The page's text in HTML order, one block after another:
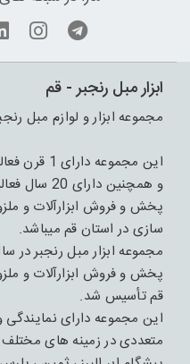
ابزار مبل رنجبر - قم
مجموعه ابزار و لوازم مبل
این
و همچنین
پخش و فروش ابزارآلات و
سازی در استان قم میباشد.
پخش و فروش ابزارآلات و
قم تأسیس شد.
این مجموعه دارای
متعددی در زمینه های